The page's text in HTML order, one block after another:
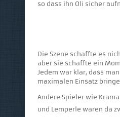
so dass ihn Oli sicher
Die Szene schaffte es
aber sie schaffte ein
Jedem war klar, dass
maximalen Einsatz
Andere Spieler wie
und Lemperle waren da